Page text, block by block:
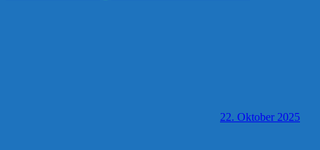
22. Oktober 2025